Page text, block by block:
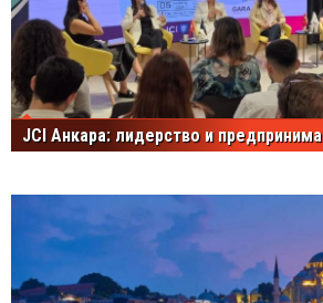
JCI Анкара: лидерство и